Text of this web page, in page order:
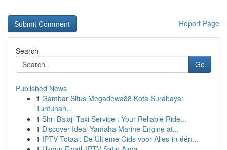
Report Page
Search
Go
Published News
1 Gambar Situs Megadewa88 Kota Surabaya:
Tuntunan...
1 Shri Balaji Taxi Service : Your Reliable Ride...
1 Discover Ideal Yamaha Marine Engine at...
1 IPTV Totaal: De Ultieme Gids voor Alles-in-één...